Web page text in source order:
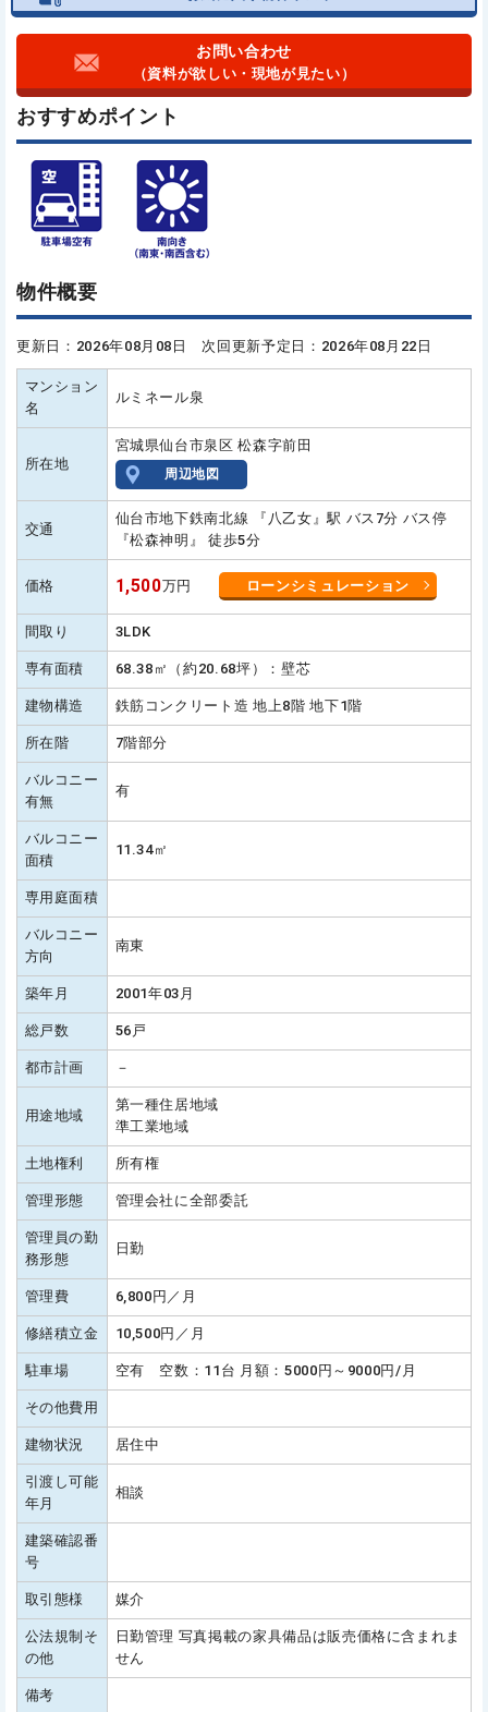
お問い合わせ
（資料が欲しい・現地が見たい）
おすすめポイント
物件概要
更新日：2026年08月08日 次回更新予定日：2026年08月22日
マンション
名
ルミネール泉
所在地
宮城県仙台市泉区 松森字前田
周辺地図
交通
仙台市地下鉄南北線 『八乙女』駅 バス7分 バス停
『松森神明』 徒歩5分
価格 1,500万円 ローンシミュレーション
間取り 3LDK
専有面積 68.38㎡（約20.68坪）：壁芯
建物構造 鉄筋コンクリート造 地上8階 地下1階
所在階 7階部分
バルコニー
有無
有
バルコニー
面積
11.34㎡
専用庭面積
バルコニー
方向
南東
築年月 2001年03月
総戸数 56戸
都市計画 －
用途地域
第一種住居地域
準工業地域
土地権利 所有権
管理形態 管理会社に全部委託
管理員の勤
務形態
日勤
管理費 6,800円／月
修繕積立金 10,500円／月
駐車場 空有 空数：11台 月額：5000円～9000円/月
その他費用
建物状況 居住中
引渡し可能
年月
相談
建築確認番
号
取引態様 媒介
公法規制そ
の他
日勤管理 写真掲載の家具備品は販売価格に含まれま
せん
備考